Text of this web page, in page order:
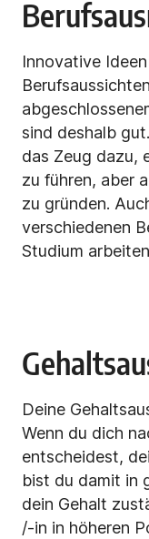
Innovative
sind deshalb
das Zeug dazu,
zu führen, aber
zu gründen.
verschiedenen
Studium
Deine
Wenn du dich
entscheidest,
bist du damit in
dein Gehalt
/-in in höheren